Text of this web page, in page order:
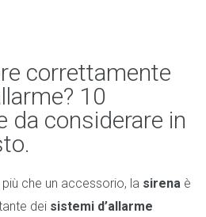
correttamente
10
da considerare in
che un accessorio, la sirena è
dei sistemi d’allarme